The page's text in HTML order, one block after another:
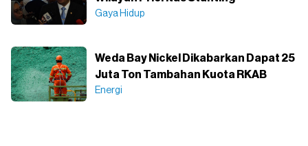
Gaya Hidup
Weda Bay Nickel Dikabarkan Dapat 25
Juta Ton Tambahan Kuota RKAB
Energi